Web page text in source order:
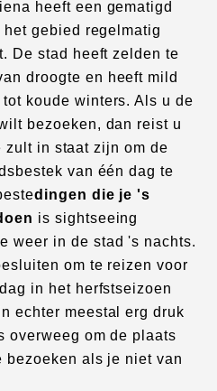
heeft een gematigd
gebied regelmatig
De stad heeft zelden te
droogte en heeft mild
koude winters. Als u de
bezoeken, dan reist u
zult in staat zijn om de
van één dag te
dingen die je 's
is sightseeing
weer in de stad 's nachts.
om te reizen voor
in het herfstseizoen
echter meestal erg druk
overweeg om de plaats
bezoeken als je niet van